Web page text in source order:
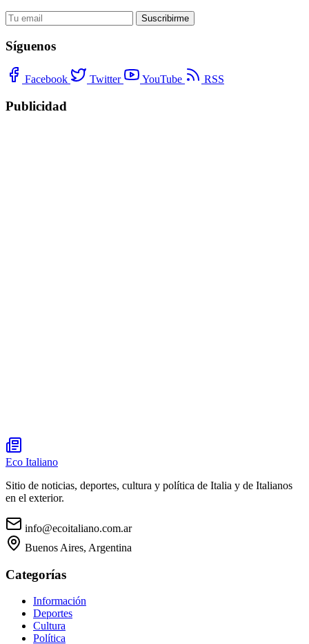
Suscribirme
Síguenos
Facebook Twitter YouTube RSS
Publicidad
Eco Italiano
Sitio de noticias, deportes, cultura y política de Italia y de Italianos
en el exterior.
info@ecoitaliano.com.ar
Buenos Aires, Argentina
Categorías
Información
Deportes
Cultura
Política